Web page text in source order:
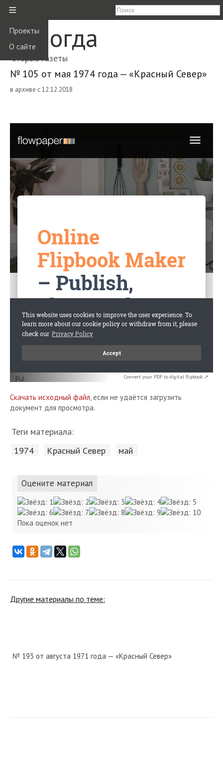
≡
Проекты
О сайте
Вологда
старые газеты
№ 105 от мая 1974 года — «Красный Север»
в архиве с 12.12.2018
Convert your PDF to digital flipbook ↗
Скачать исходный файл, если не удаётся загрузить
документ для просмотра.
Теги материала:
1974 Красный Cевер май
Оцените материал
Пока оценок нет
Другие материалы по теме:
№ 193 от августа 1971 года — «Красный Север»